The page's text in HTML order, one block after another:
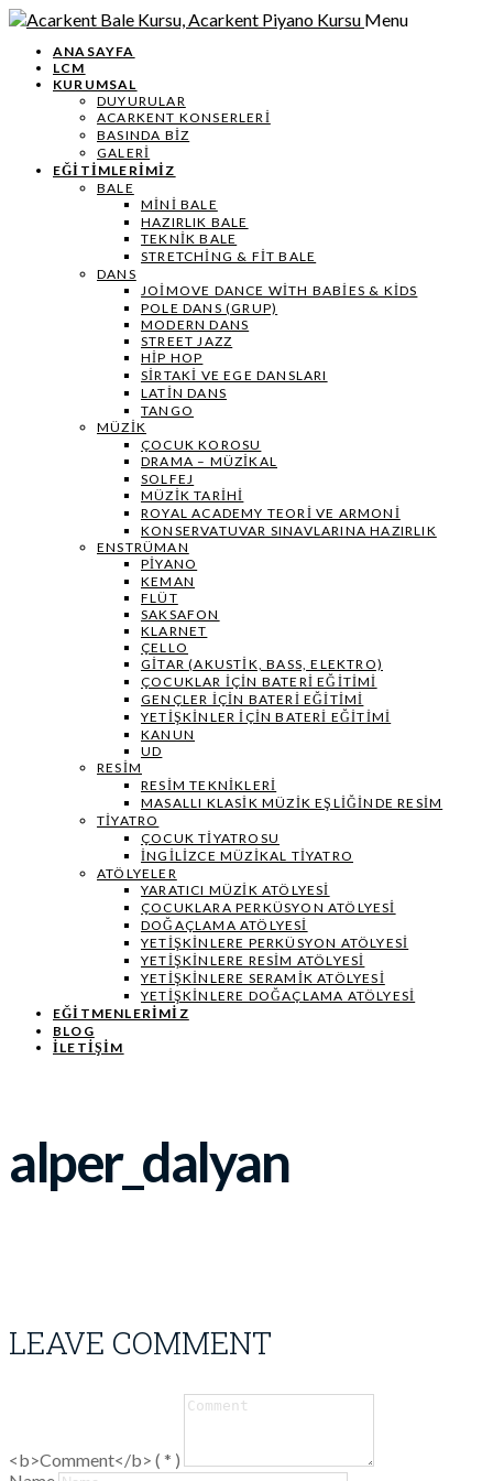
Menu
ANASAYFA
LCM
KURUMSAL
DUYURULAR
ACARKENT KONSERLERİ
BASINDA BİZ
GALERİ
EĞİTİMLERİMİZ
BALE
MİNİ BALE
HAZIRLIK BALE
TEKNIK BALE
STRETCHING & FIT BALE
DANS
JOIMOVE DANCE WITH BABIES & KIDS
POLE DANS (GRUP)
MODERN DANS
STREET JAZZ
HIP HOP
SIRTAKI VE EGE DANSLARI
LATIN DANS
TANGO
MÜZIK
ÇOCUK KOROSU
DRAMA – MÜZIKAL
SOLFEJ
MÜZIK TARIHI
ROYAL ACADEMY TEORI VE ARMONI
KONSERVATUVAR SINAVLARINA HAZIRLIK
ENSTRÜMAN
PIYANO
KEMAN
FLÜT
SAKSAFON
KLARNET
ÇELLO
GITAR (AKUSTIK, BASS, ELEKTRO)
ÇOCUKLAR IÇIN BATERI EĞITIMI
GENÇLER İÇIN BATERI EĞITIMI
YETIŞKINLER IÇIN BATERI EĞITIMI
KANUN
UD
RESIM
RESIM TEKNIKLERI
MASALLI KLASIK MÜZIK EŞLIĞINDE RESIM
TIYATRO
ÇOCUK TIYATROSU
İNGILIZCE MÜZIKAL TIYATRO
ATÖLYELER
YARATICI MÜZIK ATÖLYESI
ÇOCUKLARA PERKÜSYON ATÖLYESI
DOĞAÇLAMA ATÖLYESI
YETIŞKINLERE PERKÜSYON ATÖLYESI
YETIŞKINLERE RESIM ATÖLYESI
YETIŞKINLERE SERAMIK ATÖLYESI
YETIŞKINLERE DOĞAÇLAMA ATÖLYESI
EĞITMENLERIMIZ
BLOG
İLETİŞİM
alper_dalyan
LEAVE COMMENT
<b>Comment</b> ( * )